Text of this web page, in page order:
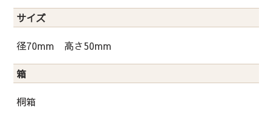
サイズ
径70mm 高さ50mm
箱
桐箱